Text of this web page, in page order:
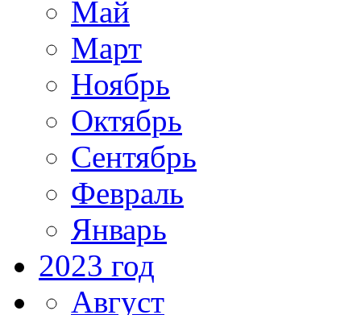
Май
Март
Ноябрь
Октябрь
Сентябрь
Февраль
Январь
2023 год
Август